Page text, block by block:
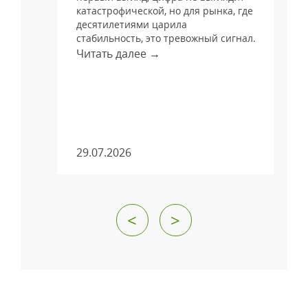
катастрофической, но для рынка, где
десятилетиями царила
стабильность, это тревожный сигнал.
Читать далее →
29.07.2026
< >